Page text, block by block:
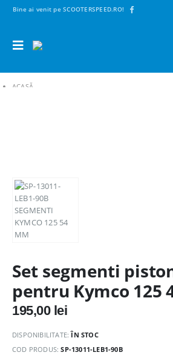
Bine ai venit pe SCOOTERSPEED.RO!
ACASĂ
Set segmenti
pentru Kymco 125
195,00 lei
DISPONIBILITATE:ÎN STOC
COD PRODUS:SP-13011-LEB1-90B